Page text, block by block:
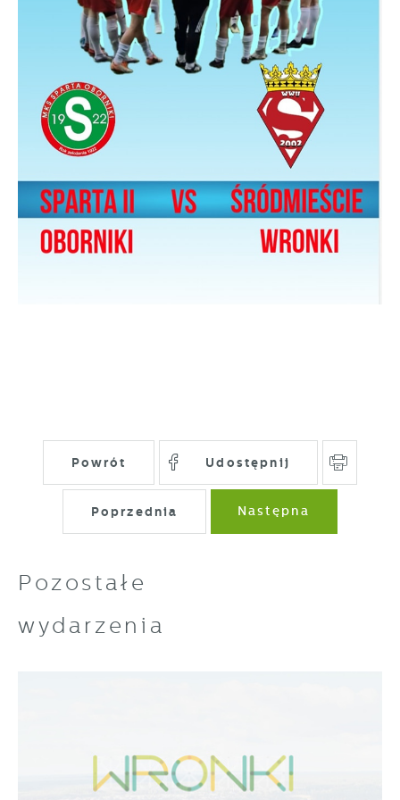
Powrót Udostępnij
Poprzednia Następna
Pozostałe
wydarzenia
gwarantuje dostępność wszystkich
funkcjonalności.
Twoich zwyczajów dotyczących przeglądanej
witryny internetowej. Treści promocyjne
mogą pojawić się na stronach podmiotów
trzecich lub firm będących naszymi
partnerami oraz innych dostawców usług.
Firmy te działają w charakterze
pośredników prezentujących nasze treści w
postaci wiadomości, ofert, komunikatów
mediów społecznościowych.